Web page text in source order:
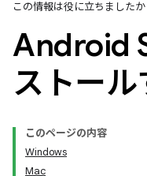
この情報は役に立ちましたか
Android
ストール
このページの内容
Windows
Mac